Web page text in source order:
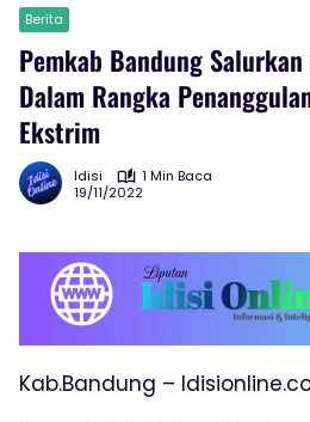
Berita
Pemkab Bandung Salurkan
Dalam Rangka
Ekstrim
Idisi
1 Min Baca
19/11/2022
Kab.Bandung –